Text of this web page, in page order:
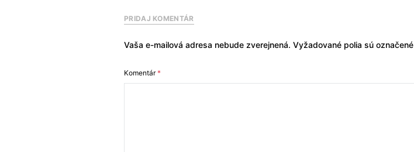
PRIDAJ KOMENTÁR
Vaša e-mailová adresa nebude zverejnená. Vyžadované polia sú označené
Komentár*